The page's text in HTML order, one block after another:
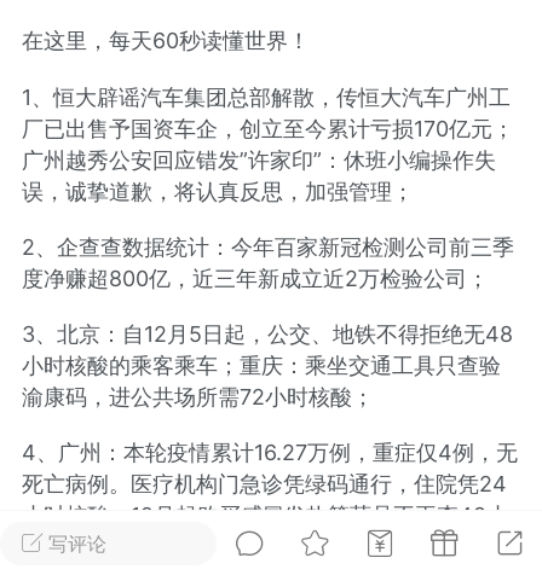
美业357 芯诗妍
每次200金币 点击购买
师 小熊水光
爆汗熊
脂
卡卡动能素
皇斯普拉雅
建术
DRYY面膜 微晶溶斑术
爆款平台 Lv.8 靓号
加盟商
26 23:18
电脑端 美业资讯
闪充小白罐
本/双效闪充，养出紧致小白脸！一、项
充小白罐 = 闪充大白肌（仪器）× 草本
产品）×极光嫩肤啫喱（产品）这是一套
护...写评论
在这里，每天60秒读懂世界！
1、恒大辟谣汽车集团总部解散，传恒大汽车广州工
厂已出售予国资车企，创立至今累计亏损170亿元；
广州越秀公安回应错发”许家印”：休班小编操作失
误，诚挚道歉，将认真反思，加强管理；
2、企查查数据统计：今年百家新冠检测公司前三季
度净赚超800亿，近三年新成立近2万检验公司；
3、北京：自12月5日起，公交、地铁不得拒绝无48
小时核酸的乘客乘车；重庆：乘坐交通工具只查验
渝康码，进公共场所需72小时核酸；
4、广州：本轮疫情累计16.27万例，重症仅4例，无
死亡病例。医疗机构门急诊凭绿码通行，住院凭24
小时核酸，12月起购买感冒发热等药品不再查48小
时核酸证明；